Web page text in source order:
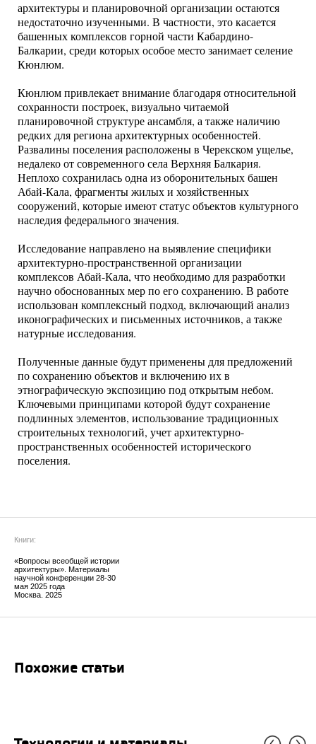
архитектуры и планировочной организации остаются
недостаточно изученными. В частности, это касается
башенных комплексов горной части Кабардино-
Балкарии, среди которых особое место занимает селение
Кюнлюм.
Кюнлюм привлекает внимание благодаря относительной
сохранности построек, визуально читаемой
планировочной структуре ансамбля, а также наличию
редких для региона архитектурных особенностей.
Развалины поселения расположены в Черекском ущелье,
недалеко от современного села Верхняя Балкария.
Неплохо сохранилась одна из оборонительных башен
Абай-Кала, фрагменты жилых и хозяйственных
сооружений, которые имеют статус объектов культурного
наследия федерального значения.
Исследование направлено на выявление специфики
архитектурно-пространственной организации
комплексов Абай-Кала, что необходимо для разработки
научно обоснованных мер по его сохранению. В работе
использован комплексный подход, включающий анализ
иконографических и письменных источников, а также
натурные исследования.
Полученные данные будут применены для предложений
по сохранению объектов и включению их в
этнографическую экспозицию под открытым небом.
Ключевыми принципами которой будут сохранение
подлинных элементов, использование традиционных
строительных технологий, учет архитектурно-
пространственных особенностей исторического
поселения.
Книги:
«Вопросы всеобщей истории
архитектуры». Материалы
научной конференции 28-30
мая 2025 года
Москва. 2025
Похожие статьи